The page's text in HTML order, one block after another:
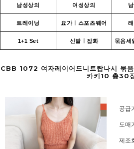
남성상의 여성상의
트레이닝 요가ㅣ스포츠웨어
1+1 Set 신발ㅣ잡화 묶음세
CBB 1072 여자레이어드니트탑나시 묶
카키10 총30
공급
도매
제조